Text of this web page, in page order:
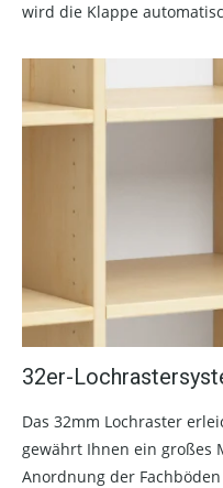
wird die Klappe
32er-
Das 32mm Lochraster
gewährt Ihnen ein großes
Anordnung der